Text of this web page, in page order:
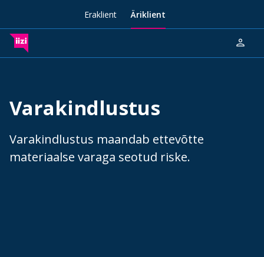
Eraklient Äriklient
person
Varakindlustus
Varakindlustus maandab ettevõtte
materiaalse varaga seotud riske.